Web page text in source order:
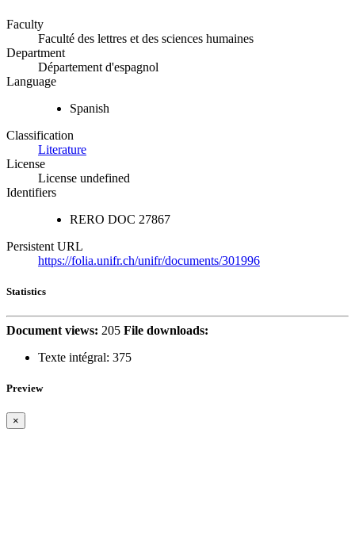
Faculty
Faculté des lettres et des sciences humaines
Department
Département d'espagnol
Language
Spanish
Classification
Literature
License
License undefined
Identifiers
RERO DOC 27867
Persistent URL
https://folia.unifr.ch/unifr/documents/301996
Statistics
Document views: 205 File downloads:
Texte intégral: 375
Preview
×